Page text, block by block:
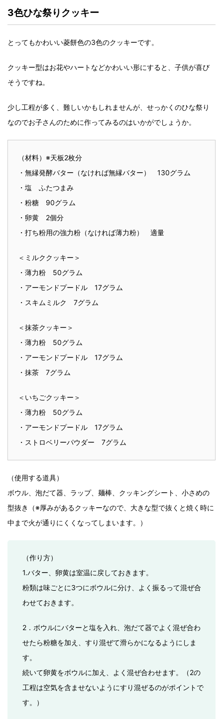
3色ひな祭りクッキー
とってもかわいい菱餅色の3色のクッキーです。
クッキー型はお花やハートなどかわいい形にすると、子供が喜び
そうですね。
少し工程が多く、難しいかもしれませんが、せっかくのひな祭り
なのでお子さんのために作ってみるのはいかがでしょうか。
（材料）※天板2枚分
・無縁発酵バター（なければ無縁バター） 130グラム
・塩 ふたつまみ
・粉糖 90グラム
・卵黄 2個分
・打ち粉用の強力粉（なければ薄力粉） 適量
＜ミルククッキー＞
・薄力粉 50グラム
・アーモンドプードル 17グラム
・スキムミルク 7グラム
＜抹茶クッキー＞
・薄力粉 50グラム
・アーモンドプードル 17グラム
・抹茶 7グラム
＜いちごクッキー＞
・薄力粉 50グラム
・アーモンドプードル 17グラム
・ストロベリーパウダー 7グラム
（使用する道具）
ボウル、泡だて器、ラップ、麺棒、クッキングシート、小さめの
型抜き（※厚みがあるクッキーなので、大きな型で抜くと焼く時に
中まで火が通りにくくなってしまいます。）
（作り方）
1.バター、卵黄は室温に戻しておきます。
粉類は味ごとに3つにボウルに分け、よく振るって混ぜ合
わせておきます。
2．ボウルにバターと塩を入れ、泡だて器でよく混ぜ合わ
せたら粉糖を加え、すり混ぜて滑らかになるようにしま
す。
続いて卵黄をボウルに加え、よく混ぜ合わせます。（2の
工程は空気を含ませないようにすり混ぜるのがポイントで
す。）